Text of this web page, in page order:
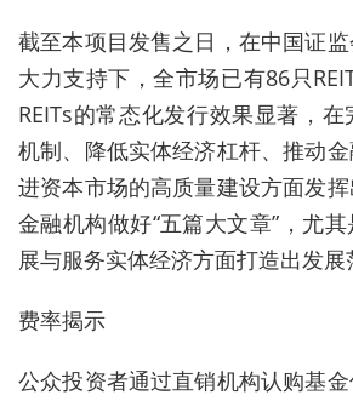
截至本项目发售之日，在中国证
大力支持下，全市场已有86只
REITs的常态化发行效果显著，
机制、降低实体经济杠杆、推动
进资本市场的高质量建设方面发
金融机构做好“五篇大文章”，尤
展与服务实体经济方面打造出发展
费率揭示
公众投资者通过直销机构认购基